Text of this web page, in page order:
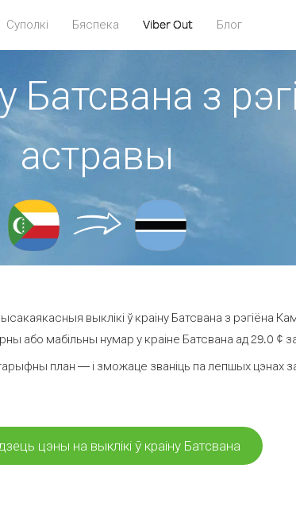
Суполкі Бяспека Viber Out Блог
Батсвана з
астравы
выклікі ў краіну Батсвана з рэгіёна
або мабільны нумар у краіне Батсвана ад 29.0 ¢ за
план — і зможаце званіць па лепшых цэнах за
цэны на выклікі ў краіну Батсвана